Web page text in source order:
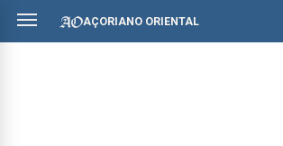
AÇORIANO ORIENTAL